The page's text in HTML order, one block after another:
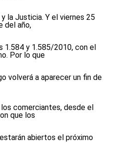
la Justicia. Y el viernes 25
del año,
1.584 y 1.585/2010, con el
Por lo que
volverá a aparecer un fin de
comerciantes, desde el
que los
abiertos el próximo